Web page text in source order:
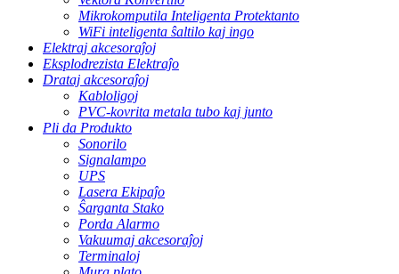
Mikrokomputila Inteligenta Protektanto
WiFi inteligenta ŝaltilo kaj ingo
Elektraj akcesoraĵoj
Eksplodrezista Elektraĵo
Drataj akcesoraĵoj
Kabloligoj
PVC-kovrita metala tubo kaj junto
Pli da Produkto
Sonorilo
Signalampo
UPS
Lasera Ekipaĵo
Ŝarganta Stako
Porda Alarmo
Vakuumaj akcesoraĵoj
Terminaloj